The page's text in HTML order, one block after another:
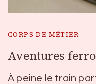
CORPS DE MÉTIER
Aventures
À peine le train